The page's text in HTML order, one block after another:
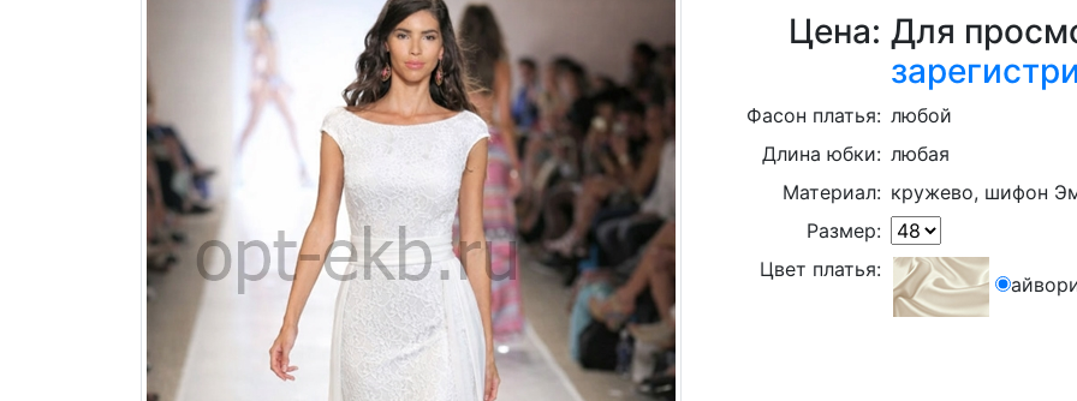
Цена: Для
Фасон платья: любой
Длина юбки: любая
Материал: кружево, шифон
Размер:
Цвет платья: